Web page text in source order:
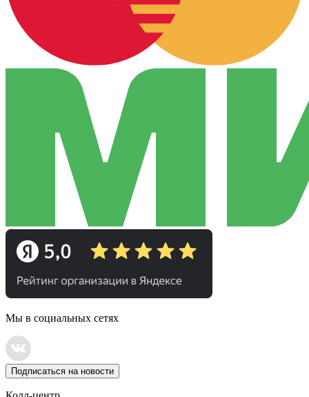
Мы в социальных сетях
Подписаться на новости